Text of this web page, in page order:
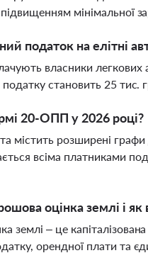
мінімальної
податок на елітні
власники легкових
становить 25 тис.
20-ОПП у 2026 році?
розширені графи
всіма платниками
оцінка землі і як
землі – це
орендної плати та